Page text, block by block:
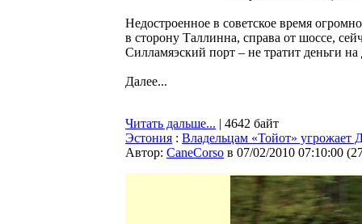
Недостроенное в советское время
в сторону Таллинна, справа от шоссе,
Силламяэский порт – не тратит деньги
Далее...
Читать дальше... | 4642 байт
Эстония : Владельцам «Тойот» угрожает
Автор: CaneCorso в 07/02/2010 07:10:00 (